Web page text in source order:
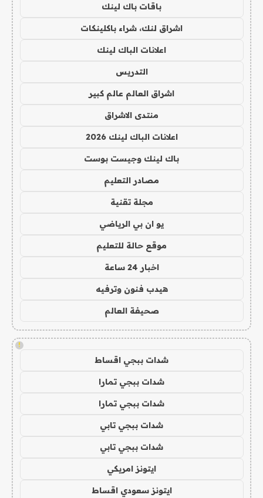
باقات باك لينك
اشراق لنك، شراء باكلينكات
اعلانات الباك لينك
التدريس
اشراق العالم عالم كبير
منتدى الاشراق
اعلانات الباك لينك 2026
باك لينك وجيست بوست
مصادر التعليم
مجلة تقنية
يو ان بي الرياضي
موقع حالة للتعليم
اخبار 24 ساعة
هيدب فنون وترفيه
صحيفة العالم
!
شدات ببجي اقساط
شدات ببجي تمارا
شدات ببجي تمارا
شدات ببجي تابي
شدات ببجي تابي
ايتونز امريكي
ايتونز سعودي اقساط